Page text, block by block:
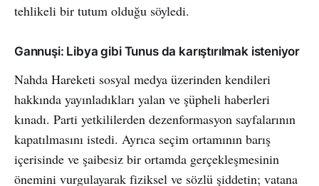
tehlikeli bir tutum olduğu söyledi.
Gannuşi: Libya gibi Tunus da karıştırılmak isteniyor
Nahda Hareketi sosyal medya üzerinden kendileri
hakkında yayınladıkları yalan ve şüpheli haberleri
kınadı. Parti yetkililerden dezenformasyon sayfalarının
kapatılmasını istedi. Ayrıca seçim ortamının barış
içerisinde ve şaibesiz bir ortamda gerçekleşmesinin
önemini vurgulayarak fiziksel ve sözlü şiddetin; vatana